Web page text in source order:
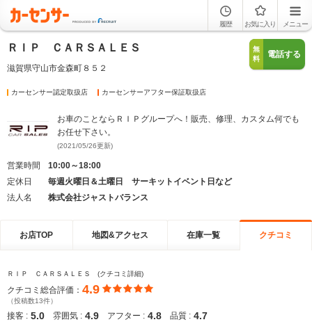
履歴 お気に入り メニュー
ＲＩＰ ＣＡＲＳＡＬＥＳ
滋賀県守山市金森町８５２
無
料
電話する
カーセンサー認定取扱店 カーセンサーアフター保証取扱店
お車のことならＲＩＰグループへ！販売、修理、カスタム何でも
お任せ下さい。
(2021/05/26更新)
営業時間
10:00～18:00
定休日
毎週火曜日＆土曜日 サーキットイベント日など
法人名
株式会社ジャストバランス
お店TOP 地図&アクセス 在庫一覧 クチコミ
ＲＩＰ ＣＡＲＳＡＬＥＳ (クチコミ詳細)
クチコミ総合評価： 4.9
（投稿数13件）
接客 : 5.0 雰囲気 : 4.9 アフター : 4.8 品質 : 4.7